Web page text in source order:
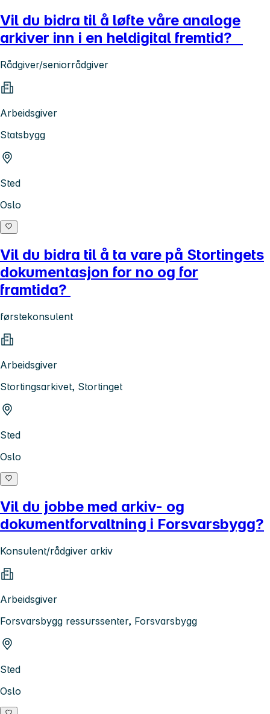
Vil du bidra til å løfte våre analoge
arkiver inn i en heldigital fremtid?
Rådgiver/seniorrådgiver
Arbeidsgiver
Statsbygg
Sted
Oslo
Vil du bidra til å ta vare på Stortingets
dokumentasjon for no og for
framtida?
førstekonsulent
Arbeidsgiver
Stortingsarkivet, Stortinget
Sted
Oslo
Vil du jobbe med arkiv- og
dokumentforvaltning i Forsvarsbygg?
Konsulent/rådgiver arkiv
Arbeidsgiver
Forsvarsbygg ressurssenter, Forsvarsbygg
Sted
Oslo